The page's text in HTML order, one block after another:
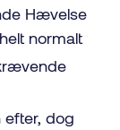
Hævelse
normalt
dog